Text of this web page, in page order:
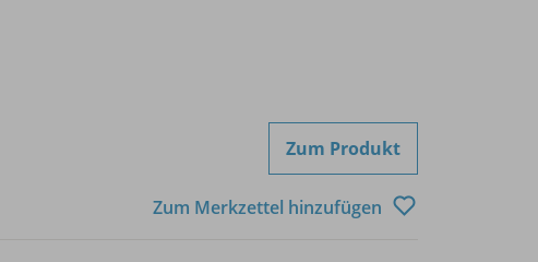
Zum Produkt
Zum Merkzettel hinzufügen